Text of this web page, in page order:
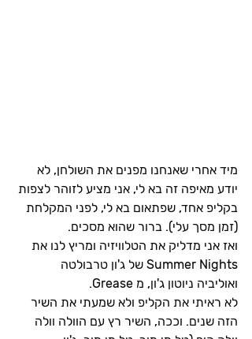
מיד אחרי שאנחנו מפנים את השולחן, לא
יודע מאיפה זה בא לי, אני מציע לזוהר לצפות
בקליפ אחד, שפתאום בא לי, לפני המקלחת
(זמן מסך עלי). ברור שהוא מסכים.
ואז אני מדליק את הטלוויזיה ומריץ לנו את
Summer Nights של ג'ון טרבולטה
ואוליביה ניוטון ג'ון, מ Grease.
לא ראיתי את הקליפ ולא שמעתי את השיר
הזה שנים. וככה, השיר רץ עם הוולה וולה